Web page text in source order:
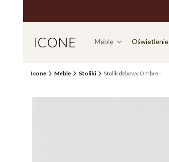
Meble Oświetlenie
Icone Meble Stoliki Stolik dębowy Ombre I